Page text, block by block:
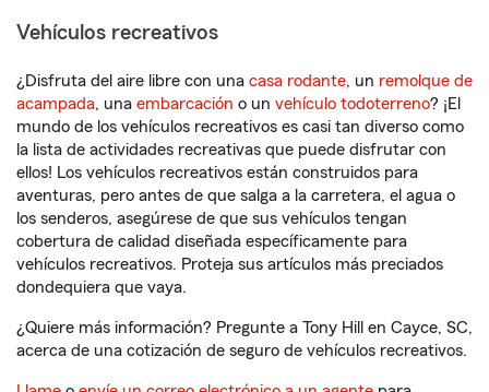
Vehículos recreativos
¿Disfruta del aire libre con una casa rodante, un remolque de
acampada, una embarcación o un vehículo todoterreno? ¡El
mundo de los vehículos recreativos es casi tan diverso como
la lista de actividades recreativas que puede disfrutar con
ellos! Los vehículos recreativos están construidos para
aventuras, pero antes de que salga a la carretera, el agua o
los senderos, asegúrese de que sus vehículos tengan
cobertura de calidad diseñada específicamente para
vehículos recreativos. Proteja sus artículos más preciados
dondequiera que vaya.
¿Quiere más información? Pregunte a Tony Hill en Cayce, SC,
acerca de una cotización de seguro de vehículos recreativos.